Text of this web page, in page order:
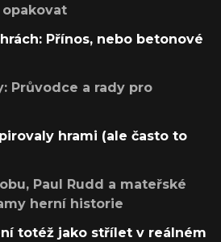
Přínos, nebo betonové
Průvodce a rady pro
hrami (ale často to
Paul Rudd a mateřské
herní historie
totéž jako střílet v reálném